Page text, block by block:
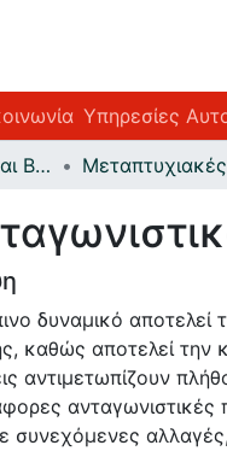
δυναμικό αποτελεί
καθώς αποτελεί την
αντιμετωπίζουν
ανταγωνιστικές